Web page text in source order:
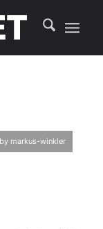
markus-winkler